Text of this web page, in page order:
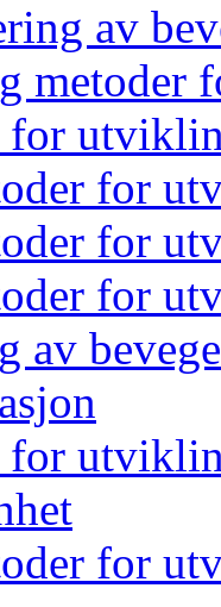
av
metoder
for
for
for
for
av
for